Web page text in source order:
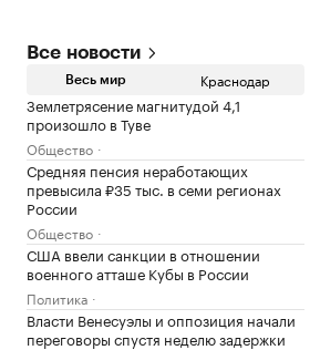
Все новости
Весь мир Краснодар
Землетрясение магнитудой 4,1
произошло в Туве
Общество
Средняя пенсия неработающих
превысила ₽35 тыс. в семи регионах
России
Общество
США ввели санкции в отношении
военного атташе Кубы в России
Политика
Власти Венесуэлы и оппозиция начали
переговоры спустя неделю задержки